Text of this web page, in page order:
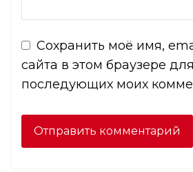
Сохранить моё имя,
сайта в этом браузере для
последующих моих